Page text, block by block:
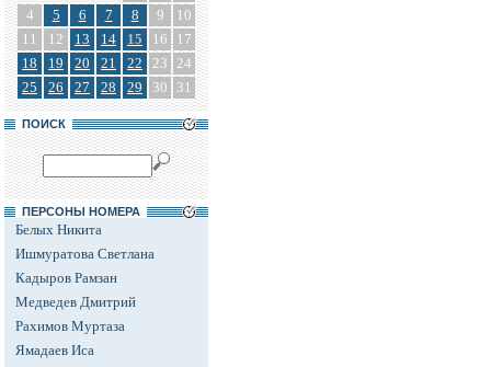
4
5 6 7 8 9
10
11
12 13 14 15 16
17
18
19 20 21 22 23 24
25
26 27 28 29 30 31
ПОИСК
ПЕРСОНЫ НОМЕРА
Белых Никита
Ишмуратова Светлана
Кадыров Рамзан
Медведев Дмитрий
Рахимов Муртаза
Ямадаев Иса